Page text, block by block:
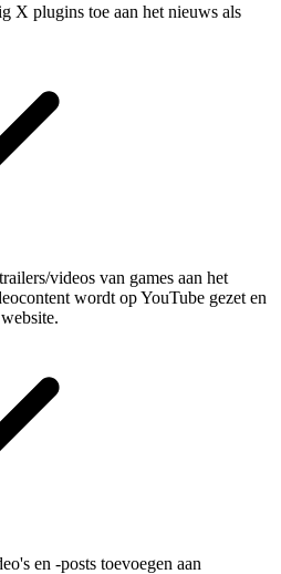
X plugins toe aan het nieuws als
videos van games aan het
wordt op YouTube gezet en
en -posts toevoegen aan